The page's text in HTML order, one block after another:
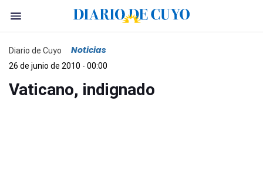
Diario de Cuyo Noticias
26 de junio de 2010 - 00:00
Vaticano, indignado